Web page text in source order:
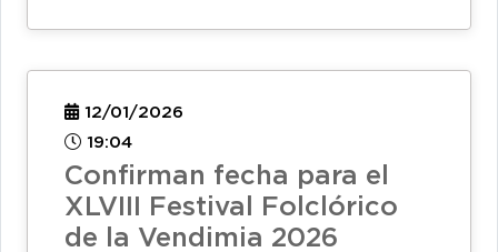
12/01/2026
19:04
Confirman fecha para el
XLVIII Festival Folclórico
de la Vendimia 2026